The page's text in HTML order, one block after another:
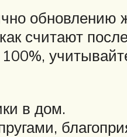
обновлению
считают
в дом.